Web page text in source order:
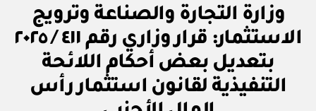
التصنيفات
ار
و
وزارة التجارة والصناعة وترويج
الاستثمار: قرار وزاري رقم ٤١١ / ٢٠٢٥
بتعديل بعض أحكام اللائحة
التنفيذية لقانون استثمار رأس
بو
ا